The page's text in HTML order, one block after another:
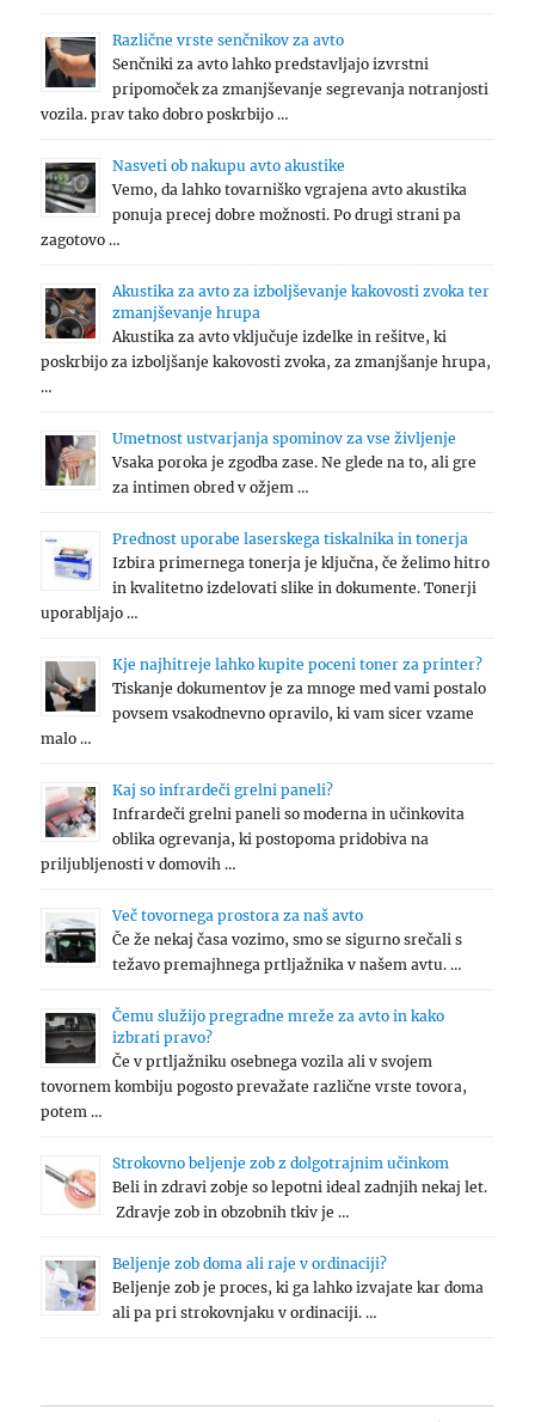
Različne vrste senčnikov za avto
Senčniki za avto lahko predstavljajo izvrstni
pripomoček za zmanjševanje segrevanja notranjosti
vozila. prav tako dobro poskrbijo …
Nasveti ob nakupu avto akustike
Vemo, da lahko tovarniško vgrajena avto akustika
ponuja precej dobre možnosti. Po drugi strani pa
zagotovo …
Akustika za avto za izboljševanje kakovosti zvoka ter
zmanjševanje hrupa
Akustika za avto vključuje izdelke in rešitve, ki
poskrbijo za izboljšanje kakovosti zvoka, za zmanjšanje hrupa,
…
Umetnost ustvarjanja spominov za vse življenje
Vsaka poroka je zgodba zase. Ne glede na to, ali gre
za intimen obred v ožjem …
Prednost uporabe laserskega tiskalnika in tonerja
Izbira primernega tonerja je ključna, če želimo hitro
in kvalitetno izdelovati slike in dokumente. Tonerji
uporabljajo …
Kje najhitreje lahko kupite poceni toner za printer?
Tiskanje dokumentov je za mnoge med vami postalo
povsem vsakodnevno opravilo, ki vam sicer vzame
malo …
Kaj so infrardeči grelni paneli?
Infrardeči grelni paneli so moderna in učinkovita
oblika ogrevanja, ki postopoma pridobiva na
priljubljenosti v domovih …
Več tovornega prostora za naš avto
Če že nekaj časa vozimo, smo se sigurno srečali s
težavo premajhnega prtljažnika v našem avtu. …
Čemu služijo pregradne mreže za avto in kako
izbrati pravo?
Če v prtljažniku osebnega vozila ali v svojem
tovornem kombiju pogosto prevažate različne vrste tovora,
potem …
Strokovno beljenje zob z dolgotrajnim učinkom
Beli in zdravi zobje so lepotni ideal zadnjih nekaj let.
Zdravje zob in obzobnih tkiv je …
Beljenje zob doma ali raje v ordinaciji?
Beljenje zob je proces, ki ga lahko izvajate kar doma
ali pa pri strokovnjaku v ordinaciji. …